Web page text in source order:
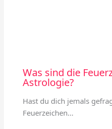
Was sind die
Astrologie?
Hast du dich jemals
Feuerzeichen…